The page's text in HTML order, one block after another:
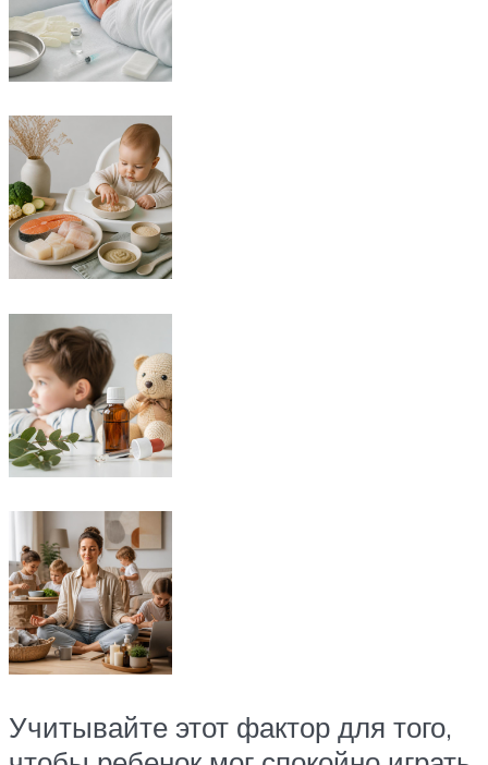
Учитывайте этот фактор для того,